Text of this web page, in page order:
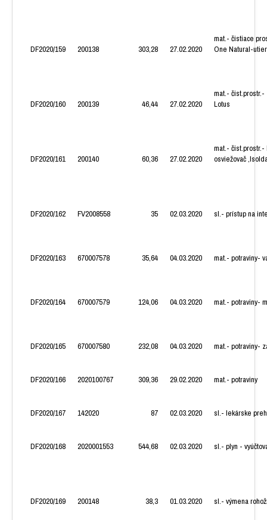
DF2020/159 200138 303,28 27.02.2020
mat.- čistiace
One Natural-
DF2020/160 200139 46,44 27.02.2020
mat.- čist.prostr.-
Lotus
DF2020/161 200140 60,36 27.02.2020
mat.- čist.prostr.-
osviežovač
DF2020/162 FV2008558 35 02.03.2020 sl.- prístup na
DF2020/163 670007578 35,64 04.03.2020 mat.- potraviny-
DF2020/164 670007579 124,06 04.03.2020 mat.- potraviny-
DF2020/165 670007580 232,08 04.03.2020 mat.- potraviny-
DF2020/166 2020100767 309,36 29.02.2020 mat.- potraviny
DF2020/167 142020 87 02.03.2020 sl.- lekárske
DF2020/168 2020001553 544,68 02.03.2020 sl.- plyn -
DF2020/169 200148 38,3 01.03.2020 sl.- výmena